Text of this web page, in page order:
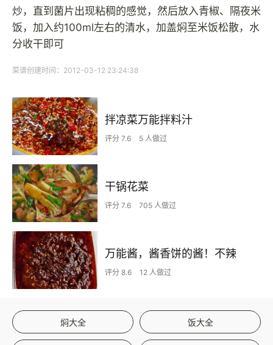
炒，直到菌片出现粘稠的感觉，然后放入青椒、隔夜米
饭，加入约100ml左右的清水，加盖焖至米饭松散，水
分收干即可
菜谱创建时间：2012-03-12 23:24:38
拌凉菜万能拌料汁
评分 7.6 5 人做过
干锅花菜
评分 7.6 705 人做过
万能酱，酱香饼的酱！不辣
评分 8.6 12 人做过
焖大全 饭大全